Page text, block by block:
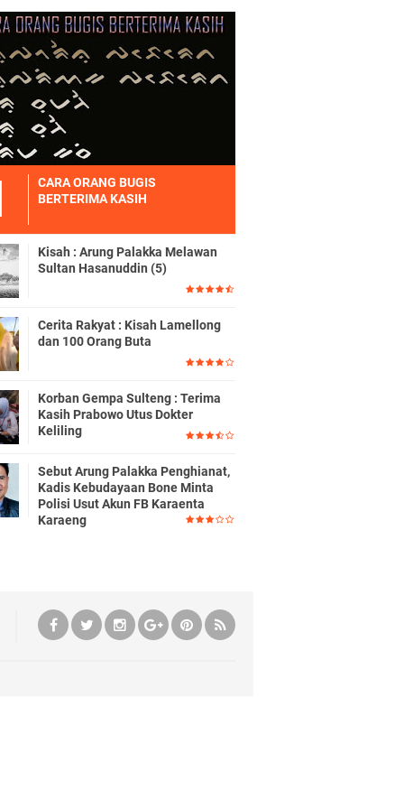
CARA ORANG BUGIS
BERTERIMA KASIH
Kisah : Arung Palakka Melawan
Sultan Hasanuddin (5)
Cerita Rakyat : Kisah Lamellong
dan 100 Orang Buta
Korban Gempa Sulteng : Terima
Kasih Prabowo Utus Dokter
Keliling
Sebut Arung Palakka Penghianat,
Kadis Kebudayaan Bone Minta
Polisi Usut Akun FB Karaenta
Karaeng